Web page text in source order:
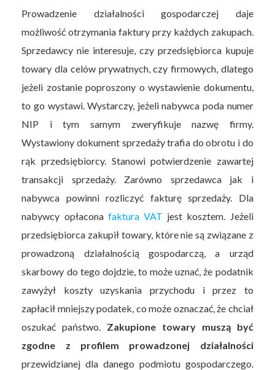
Prowadzenie działalności gospodarczej daje
możliwość otrzymania faktury przy każdych zakupach.
Sprzedawcy nie interesuje, czy przedsiębiorca kupuje
towary dla celów prywatnych, czy firmowych, dlatego
jeżeli zostanie poproszony o wystawienie dokumentu,
to go wystawi. Wystarczy, jeżeli nabywca poda numer
NIP i tym samym zweryfikuje nazwę firmy.
Wystawiony dokument sprzedaży trafia do obrotu i do
rąk przedsiębiorcy. Stanowi potwierdzenie zawartej
transakcji sprzedaży. Zarówno sprzedawca jak i
nabywca powinni rozliczyć fakturę sprzedaży. Dla
nabywcy opłacona faktura VAT jest kosztem. Jeżeli
przedsiębiorca zakupił towary, które nie są związane z
prowadzoną działalnością gospodarczą, a urząd
skarbowy do tego dojdzie, to może uznać, że podatnik
zawyżył koszty uzyskania przychodu i przez to
zapłacił mniejszy podatek, co może oznaczać, że chciał
oszukać państwo. Zakupione towary muszą być
zgodne z profilem prowadzonej działalności
przewidzianej dla danego podmiotu gospodarczego.